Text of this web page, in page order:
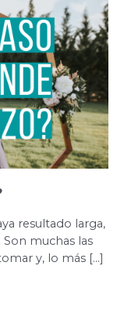
resultado larga,
muchas las
y, lo más […]